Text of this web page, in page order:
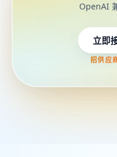
OpenAI
立即
招供应